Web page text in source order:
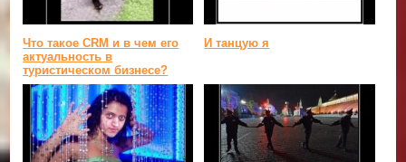
Что такое CRM и в чем его
актуальность в
туристическом бизнесе?
И танцую я